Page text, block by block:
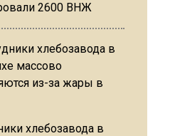
2600 ВНЖ
хлебозавода в